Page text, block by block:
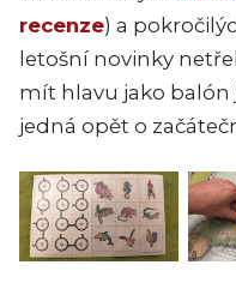
recenze) a
letošní novinky
mít hlavu jako balón
jedná opět o